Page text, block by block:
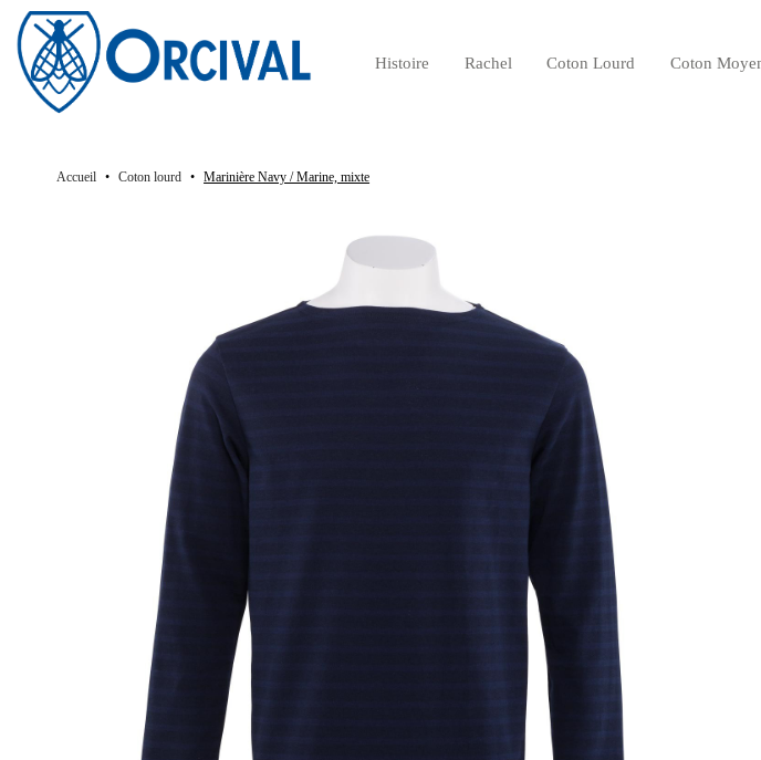
Histoire Rachel Coton Lourd Coton
Accueil Coton lourd Marinière Navy / Marine, mixte